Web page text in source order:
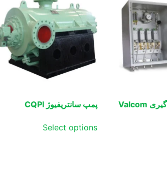
المان های اندازه گیری Valcom
پمپ سانتریفیوژ CQPI
Select options